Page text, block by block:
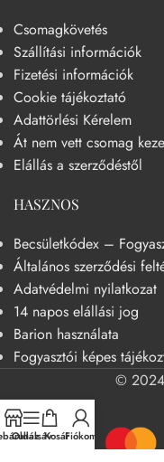
Csomagkövetés
Szállítási információk
Fizetési információk
Cookie tájékoztató
Adattörlési Kérelem
Át nem vett csomag
Elállás a szerződéstől
HASZNOS
Becsületkódex –
Általános szerződési
Adatvédelmi nyilatkozat
14 napos elállási jog
Barion használata
Fogyasztói képes
© 2024
OldalsávKosárFiókom